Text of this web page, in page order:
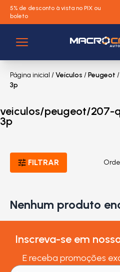
5% de desconto à vista no PIX ou
boleto
Página inicial /Veículos /Peugeot /
3p
veiculos/peugeot/207-
3p
FILTRAR
Nenhum produto
Inscreva-se em
E receba promoções